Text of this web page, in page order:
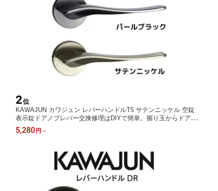
2位
KAWAJUN カワジュン レバーハンドルT5 サテンニッケル 空錠
表示錠ドアノブレバー交換修理はDIYで簡単。握り玉からドアレ
バーに取替えて楽に開閉。トイレ用の錠付きドアグリップやかっ
こいいシンプルでモダンな取っ手に取り替え 取手 つまみ ドアハ
5,280 円 ～